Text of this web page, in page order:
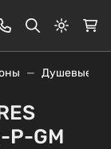
Душевые
P-GM